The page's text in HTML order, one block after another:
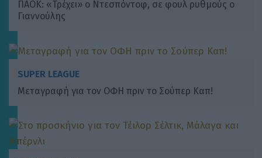
ΠΑΟΚ: «Τρέχει» ο Ντεσπόντοφ, σε φουλ ρυθμούς ο
Γιαννούλης
SUPER LEAGUE
Μεταγραφή για τον ΟΦΗ πριν το Σούπερ Καπ!